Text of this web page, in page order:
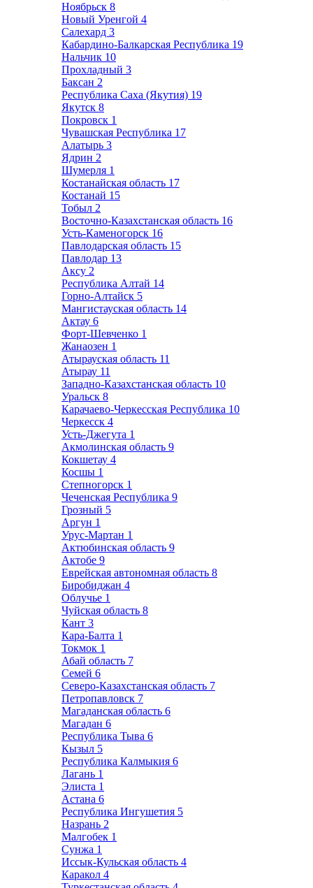
Ноябрьск 8
Новый Уренгой 4
Салехард 3
Кабардино-Балкарская Республика 19
Нальчик 10
Прохладный 3
Баксан 2
Республика Саха (Якутия) 19
Якутск 8
Покровск 1
Чувашская Республика 17
Алатырь 3
Ядрин 2
Шумерля 1
Костанайская область 17
Костанай 15
Тобыл 2
Восточно-Казахстанская область 16
Усть-Каменогорск 16
Павлодарская область 15
Павлодар 13
Аксу 2
Республика Алтай 14
Горно-Алтайск 5
Мангистауская область 14
Актау 6
Форт-Шевченко 1
Жанаозен 1
Атырауская область 11
Атырау 11
Западно-Казахстанская область 10
Уральск 8
Карачаево-Черкесская Республика 10
Черкесск 4
Усть-Джегута 1
Акмолинская область 9
Кокшетау 4
Косшы 1
Степногорск 1
Чеченская Республика 9
Грозный 5
Аргун 1
Урус-Мартан 1
Актюбинская область 9
Актобе 9
Еврейская автономная область 8
Биробиджан 4
Облучье 1
Чуйская область 8
Кант 3
Кара-Балта 1
Токмок 1
Абай область 7
Семей 6
Северо-Казахстанская область 7
Петропавловск 7
Магаданская область 6
Магадан 6
Республика Тыва 6
Кызыл 5
Республика Калмыкия 6
Лагань 1
Элиста 1
Астана 6
Республика Ингушетия 5
Назрань 2
Малгобек 1
Сунжа 1
Иссык-Кульская область 4
Каракол 4